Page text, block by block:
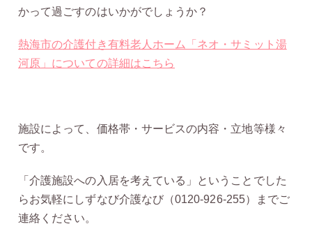
かって過ごすのはいかがでしょうか？
熱海市の介護付き有料老人ホーム「ネオ・サミット湯
河原」についての詳細はこちら
施設によって、価格帯・サービスの内容・立地等様々
です。
「介護施設への入居を考えている」ということでした
らお気軽にしずなび介護なび（0120-926-255）までご
連絡ください。